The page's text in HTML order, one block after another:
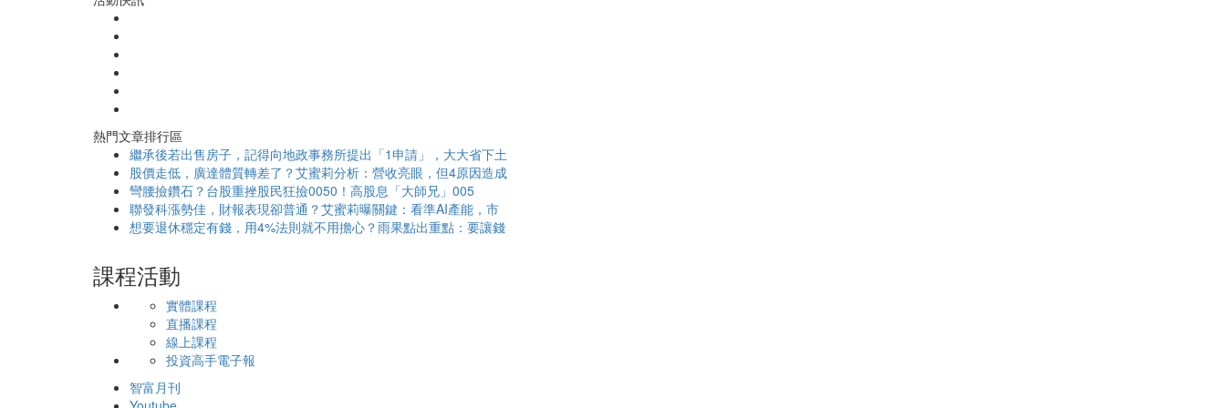
熱門文章排行區
繼承後若出售房子，記得向地政事務所提出「1申請」，大大省下土
股價走低，廣達體質轉差了？艾蜜莉分析：營收亮眼，但4原因造成
彎腰撿鑽石？台股重挫股民狂撿0050！高股息「大師兄」005
聯發科漲勢佳，財報表現卻普通？艾蜜莉曝關鍵：看準AI產能，市
想要退休穩定有錢，用4%法則就不用擔心？雨果點出重點：要讓錢
課程活動
實體課程
直播課程
線上課程
投資高手電子報
智富月刊